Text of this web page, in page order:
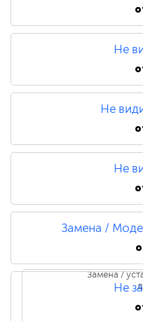
Не
Не
Не
Замена /
Замена /
Не